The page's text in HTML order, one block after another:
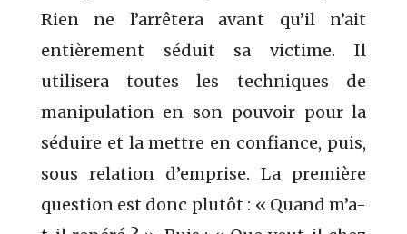
Rien ne l’arrêtera avant qu’il n’ait
entièrement séduit sa victime. Il
utilisera toutes les techniques de
manipulation en son pouvoir pour la
séduire et la mettre en confiance, puis,
sous relation d’emprise. La première
question est donc plutôt : « Quand m’a-